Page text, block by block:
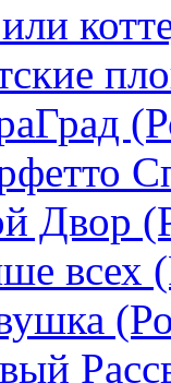
Двор
всех